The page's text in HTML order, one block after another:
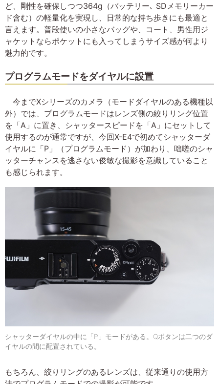
ど、剛性を確保しつつ364g（バッテリー､ SDメモリーカー
ド含む）の軽量化を実現し、日常的な持ち歩きにも最適と
言えます。普段使いの小さなバッグや、コート、男性用ジ
ャケットならポケットにも入ってしまうサイズ感が何より
魅力的です。
プログラムモードをダイヤルに設置
今までXシリーズのカメラ（モードダイヤルのある機種以
外）では、プログラムモードはレンズ側の絞りリング位置
を「A」に置き、シャッタースピードを「A」にセットして
使用するのが通常ですが、今回X-E4で初めてシャッターダ
イヤルに「P」（プログラムモード）が加わり、咄嗟のシャ
ッターチャンスを逃さない俊敏な撮影を意識していること
も感じられます。
シャッターダイヤルの中に「P」モードがある。Qボタンは二つのダ
イヤルの間に配置されている。
もちろん、絞りリングのあるレンズは、従来通りの使用方